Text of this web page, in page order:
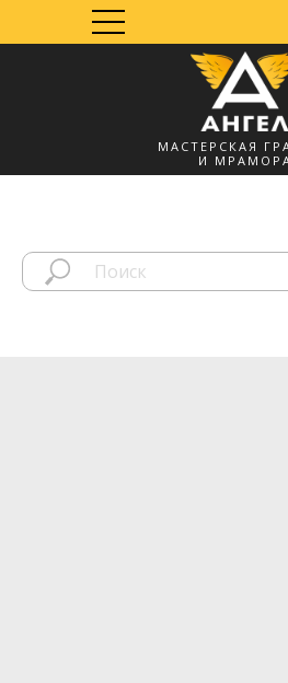
МАСТЕРСКАЯ
И